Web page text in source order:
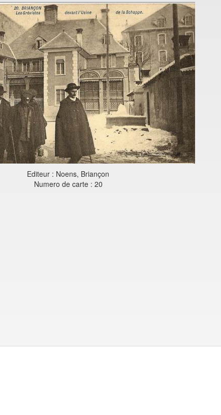
Editeur : Noens, Briançon
Numero de carte : 20